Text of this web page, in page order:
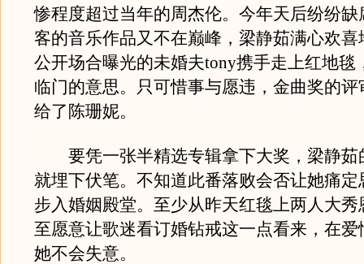
惨程度超过当年的周杰伦。今年天后纷纷缺
客的音乐作品又不在巅峰，梁静茹满心欢喜
公开场合曝光的未婚夫tony携手走上红地毯
临门的意思。只可惜事与愿违，金曲奖的评
给了陈珊妮。
要凭一张半精选专辑拿下大奖，梁静茹
就埋下伏笔。不知道此番落败会否让她痛定
步入婚姻殿堂。至少从昨天红毯上两人大秀
至愿意让歌迷看订婚钻戒这一点看来，在爱
她不会失意。